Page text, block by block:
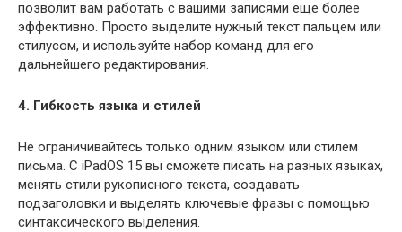
позволит вам работать с вашими записями еще более
эффективно. Просто выделите нужный текст пальцем или
стилусом, и используйте набор команд для его
дальнейшего редактирования.
4. Гибкость языка и стилей
Не ограничивайтесь только одним языком или стилем
письма. С iPadOS 15 вы сможете писать на разных языках,
менять стили рукописного текста, создавать
подзаголовки и выделять ключевые фразы с помощью
синтаксического выделения.